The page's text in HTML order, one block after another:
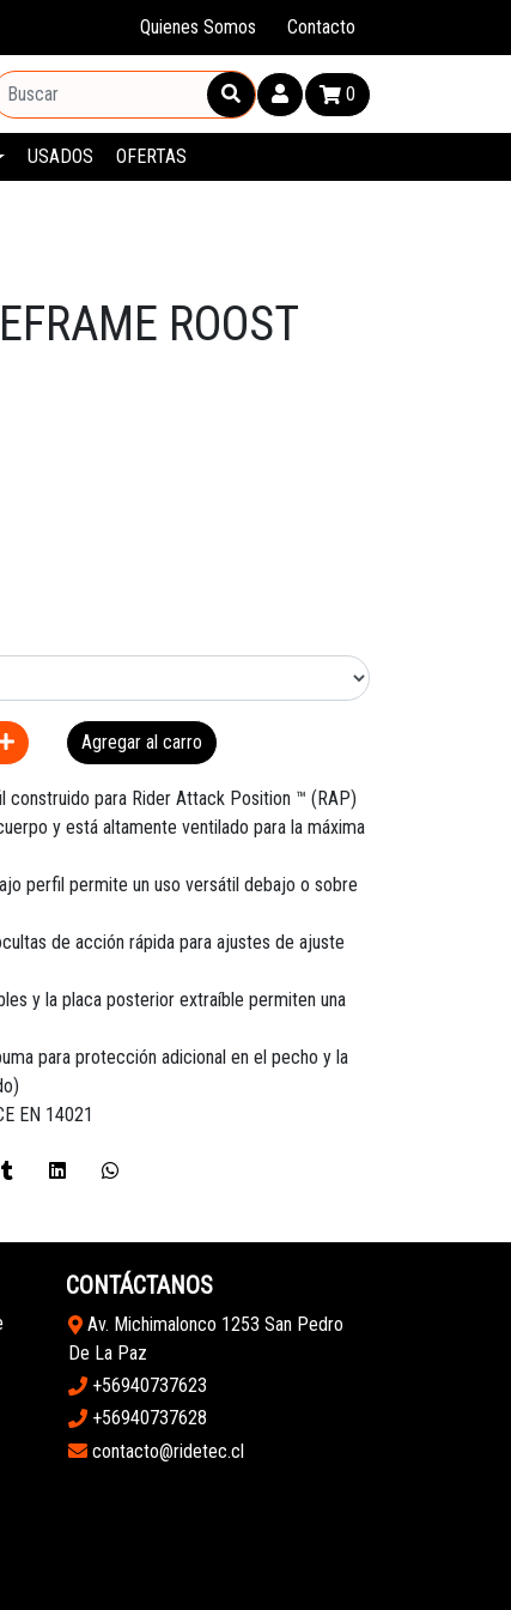
Quienes Somos Contacto
0
USADOS OFERTAS
ROOST
Agregar al carro
construido para Rider Attack Position ™ (RAP)
y está altamente ventilado para la máxima
perfil permite un uso versátil debajo o sobre
de acción rápida para ajustes de ajuste
y la placa posterior extraíble permiten una
para protección adicional en el pecho y la
EN 14021
CONTÁCTANOS
Av. Michimalonco 1253 San Pedro
De La Paz
+56940737623
+56940737628
contacto@ridetec.cl